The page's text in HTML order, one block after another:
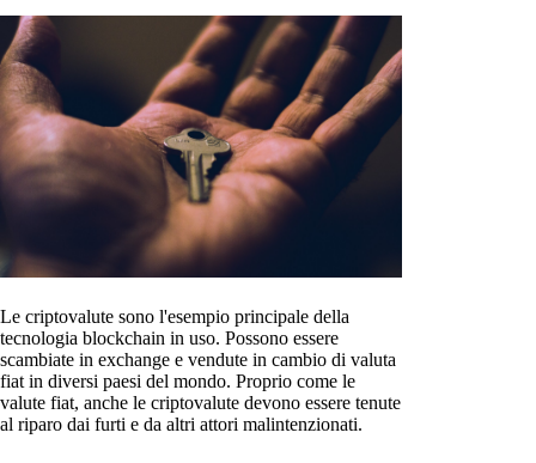
Le criptovalute sono l'esempio principale della
tecnologia blockchain in uso. Possono essere
scambiate in exchange e vendute in cambio di valuta
fiat in diversi paesi del mondo. Proprio come le
valute fiat, anche le criptovalute devono essere tenute
al riparo dai furti e da altri attori malintenzionati.